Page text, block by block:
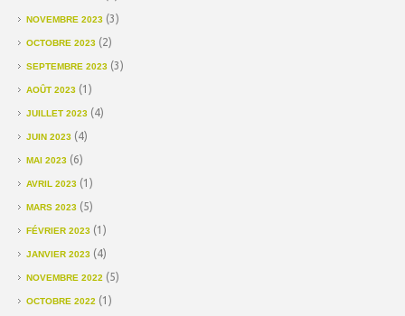
NOVEMBRE 2023 (3)
OCTOBRE 2023 (2)
SEPTEMBRE 2023 (3)
AOÛT 2023 (1)
JUILLET 2023 (4)
JUIN 2023 (4)
MAI 2023 (6)
AVRIL 2023 (1)
MARS 2023 (5)
FÉVRIER 2023 (1)
JANVIER 2023 (4)
NOVEMBRE 2022 (5)
OCTOBRE 2022 (1)